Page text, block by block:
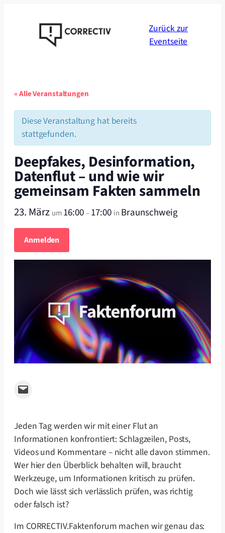
Zurück zur
Eventseite
« Alle Veranstaltungen
Diese Veranstaltung hat bereits
stattgefunden.
Deepfakes, Desinformation,
Datenflut – und wie wir
gemeinsam Fakten sammeln
23. März um16:00–17:00 in Braunschweig
Anmelden
Email this Page
Jeden Tag werden wir mit einer Flut an
Informationen konfrontiert: Schlagzeilen, Posts,
Videos und Kommentare – nicht alle davon stimmen.
Wer hier den Überblick behalten will, braucht
Werkzeuge, um Informationen kritisch zu prüfen.
Doch wie lässt sich verlässlich prüfen, was richtig
oder falsch ist?
Im CORRECTIV.Faktenforum machen wir genau das: